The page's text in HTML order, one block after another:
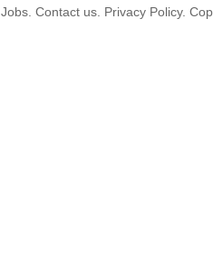
Jobs. Contact us. Privacy Policy.